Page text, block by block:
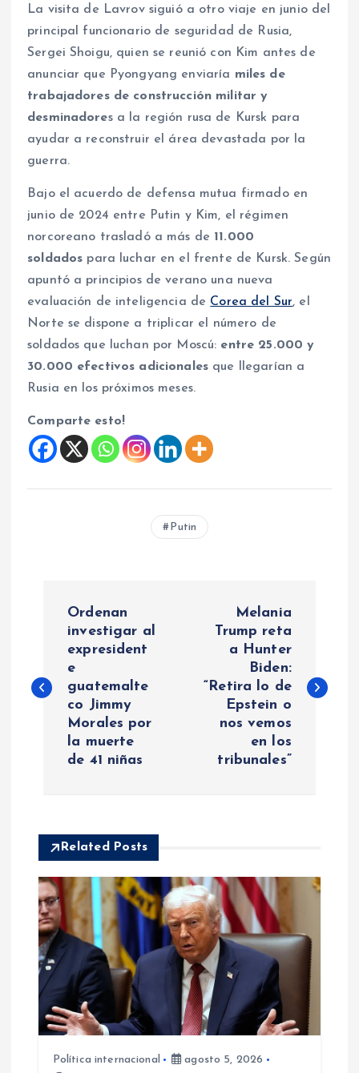
La visita de Lavrov siguió a otro viaje en junio del
principal funcionario de seguridad de Rusia,
Sergei Shoigu, quien se reunió con Kim antes de
anunciar que Pyongyang enviaría miles de
trabajadores de construcción militar y
desminadores a la región rusa de Kursk para
ayudar a reconstruir el área devastada por la
guerra.
Bajo el acuerdo de defensa mutua firmado en
junio de 2024 entre Putin y Kim, el régimen
norcoreano trasladó a más de 11.000
soldados para luchar en el frente de Kursk. Según
apuntó a principios de verano una nueva
evaluación de inteligencia de Corea del Sur, el
Norte se dispone a triplicar el número de
soldados que luchan por Moscú: entre 25.000 y
30.000 efectivos adicionales que llegarían a
Rusia en los próximos meses.
Comparte esto!
Putin
v
c
ó
n
d
e
Ordenan
investigar al
expresident
e
guatemalte
co Jimmy
Morales por
la muerte
de 41 niñas
Melania
Trump reta
a Hunter
Biden:
“Retira lo de
Epstein o
nos vemos
en los
tribunales”
Related Posts
Política internacional
agosto 5, 2026